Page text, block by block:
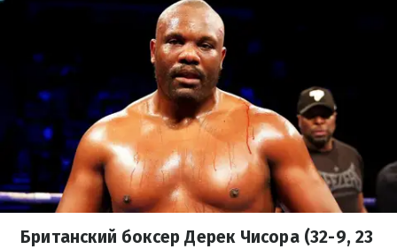
Британский боксер Дерек Чисора (32-9, 23